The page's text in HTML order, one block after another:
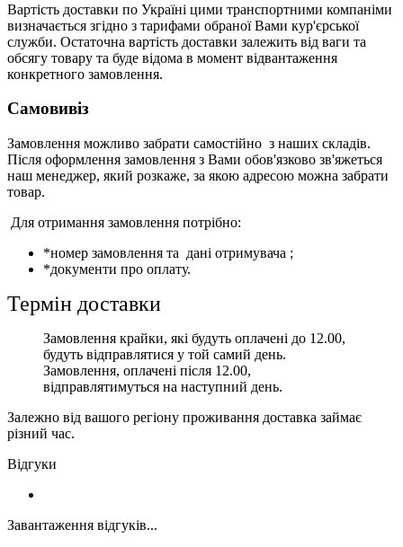
Вартість доставки по Україні цими транспортними компаніми
визначається згідно з тарифами обраної Вами кур'єрської
служби. Остаточна вартість доставки залежить від ваги та
обсягу товару та буде відома в момент відвантаження
конкретного замовлення.
Самовивіз
Замовлення можливо забрати самостійно з наших складів.
Після оформлення замовлення з Вами обов'язково зв'яжеться
наш менеджер, який розкаже, за якою адресою можна забрати
товар.
Для отримання замовлення потрібно:
*номер замовлення та дані отримувача ;
*документи про оплату.
Термін доставки
Замовлення крайки, які будуть оплачені до 12.00,
будуть відправлятися у той самий день.
Замовлення, оплачені після 12.00,
відправлятимуться на наступний день.
Залежно від вашого регіону проживання доставка займає
різний час.
Відгуки
Завантаження відгуків...